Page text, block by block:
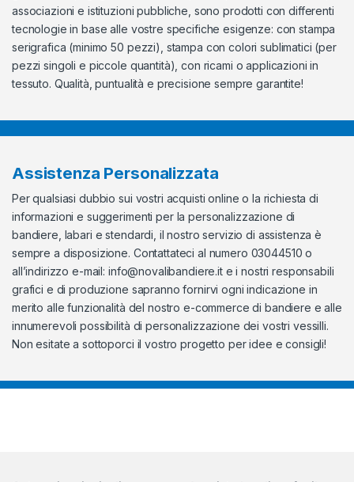
associazioni e istituzioni pubbliche, sono prodotti con differenti
tecnologie in base alle vostre specifiche esigenze: con stampa
serigrafica (minimo 50 pezzi), stampa con colori sublimatici (per
pezzi singoli e piccole quantità), con ricami o applicazioni in
tessuto. Qualità, puntualità e precisione sempre garantite!
Assistenza Personalizzata
Per qualsiasi dubbio sui vostri acquisti online o la richiesta di
informazioni e suggerimenti per la personalizzazione di
bandiere, labari e stendardi, il nostro servizio di assistenza è
sempre a disposizione. Contattateci al numero 03044510 o
all’indirizzo e-mail: info@novalibandiere.ite i nostri responsabili
grafici e di produzione sapranno fornirvi ogni indicazione in
merito alle funzionalità del nostro e-commerce di bandiere e alle
innumerevoli possibilità di personalizzazione dei vostri vessilli.
Non esitate a sottoporci il vostro progetto per idee e consigli!